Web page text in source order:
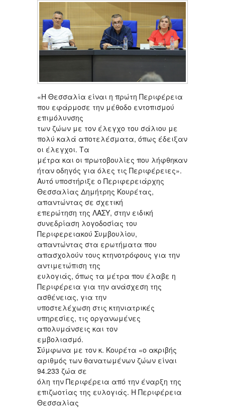
«H Θεσσαλία είναι η πρώτη Περιφέρεια
που εφάρμοσε την μέθοδο εντοπισμού
επιμόλυνσης
των ζώων με τον έλεγχο του σάλιου με
πολύ καλά αποτελέσματα, όπως έδειξαν
οι έλεγχοι. Τα
μέτρα και οι πρωτοβουλίες που λήφθηκαν
ήταν οδηγός για όλες τις Περιφέρειες».
Αυτό υποστήριξε ο Περιφερειάρχης
Θεσσαλίας Δημήτρης Κουρέτας,
απαντώντας σε σχετική
επερώτηση της ΛΑΣΥ, στην ειδική
συνεδρίαση λογοδοσίας του
Περιφερειακού Συμβουλίου,
απαντώντας στα ερωτήματα που
απασχολούν τους κτηνοτρόφους για την
αντιμετώπιση της
ευλογιάς, όπως τα μέτρα που έλαβε η
Περιφέρεια για την ανάσχεση της
ασθένειας, για την
υποστελέχωση στις κτηνιατρικές
υπηρεσίες, τις οργανωμένες
απολυμάνσεις και τον
εμβολιασμό.
Σύμφωνα με τον κ. Κουρέτα «ο ακριβής
αριθμός των θανατωμένων ζώων είναι
94.233 ζώα σε
όλη την Περιφέρεια από την έναρξη της
επιζωοτίας της ευλογιάς. Η Περιφέρεια
Θεσσαλίας